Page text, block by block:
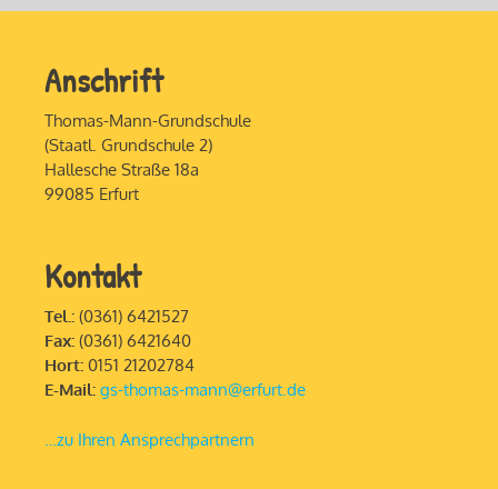
Anschrift
Thomas-Mann-Grundschule
(Staatl. Grundschule 2)
Hallesche Straße 18a
99085 Erfurt
Kontakt
Tel.: (0361) 6421527
Fax: (0361) 6421640
Hort: 0151 21202784
E-Mail: gs-thomas-mann@erfurt.de
…zu Ihren Ansprechpartnern